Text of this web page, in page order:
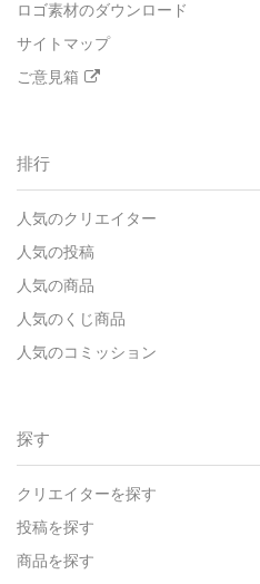
ロゴ素材のダウンロード
サイトマップ
ご意見箱
排行
人気のクリエイター
人気の投稿
人気の商品
人気のくじ商品
人気のコミッション
探す
クリエイターを探す
投稿を探す
商品を探す